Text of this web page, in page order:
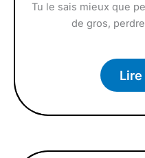
Tu le sais mieux que
de gros,